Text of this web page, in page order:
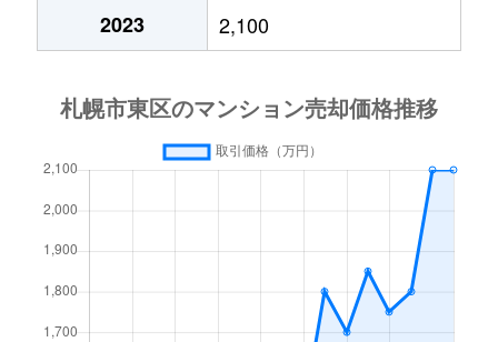
北１５条東
3,000万円
北１７条東
環状通東
2,700万円 環状通東
北１８条東
北１９条東
350万円 北18条
北１９条東
北18条
2023
2,100